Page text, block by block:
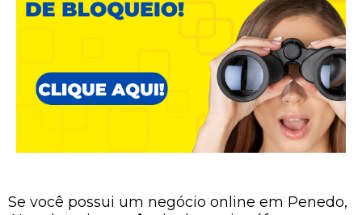
Se você possui um negócio online em Penedo,